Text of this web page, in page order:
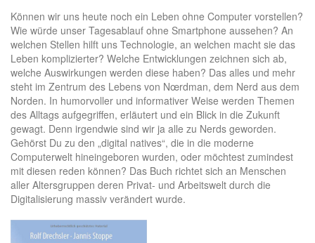
Können wir uns heute noch ein Leben ohne Computer vorstellen?
Wie würde unser Tagesablauf ohne Smartphone aussehen? An
welchen Stellen hilft uns Technologie, an welchen macht sie das
Leben komplizierter? Welche Entwicklungen zeichnen sich ab,
welche Auswirkungen werden diese haben? Das alles und mehr
steht im Zentrum des Lebens von Nœrdman, dem Nerd aus dem
Norden. In humorvoller und informativer Weise werden Themen
des Alltags aufgegriffen, erläutert und ein Blick in die Zukunft
gewagt. Denn irgendwie sind wir ja alle zu Nerds geworden.
Gehörst Du zu den „digital natives“, die in die moderne
Computerwelt hineingeboren wurden, oder möchtest zumindest
mit diesen reden können? Das Buch richtet sich an Menschen
aller Altersgruppen deren Privat- und Arbeitswelt durch die
Digitalisierung massiv verändert wurde.